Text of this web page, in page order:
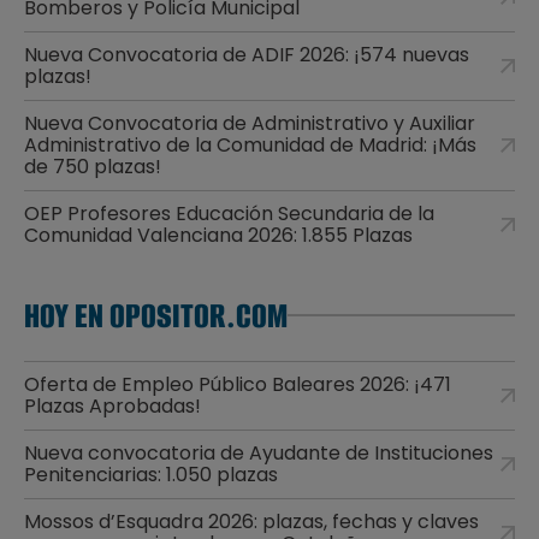
Bomberos y Policía Municipal
Nueva Convocatoria de ADIF 2026: ¡574 nuevas
plazas!
Nueva Convocatoria de Administrativo y Auxiliar
Administrativo de la Comunidad de Madrid: ¡Más
de 750 plazas!
OEP Profesores Educación Secundaria de la
Comunidad Valenciana 2026: 1.855 Plazas
HOY EN OPOSITOR.COM
Oferta de Empleo Público Baleares 2026: ¡471
Plazas Aprobadas!
Nueva convocatoria de Ayudante de Instituciones
Penitenciarias: 1.050 plazas
Mossos d’Esquadra 2026: plazas, fechas y claves